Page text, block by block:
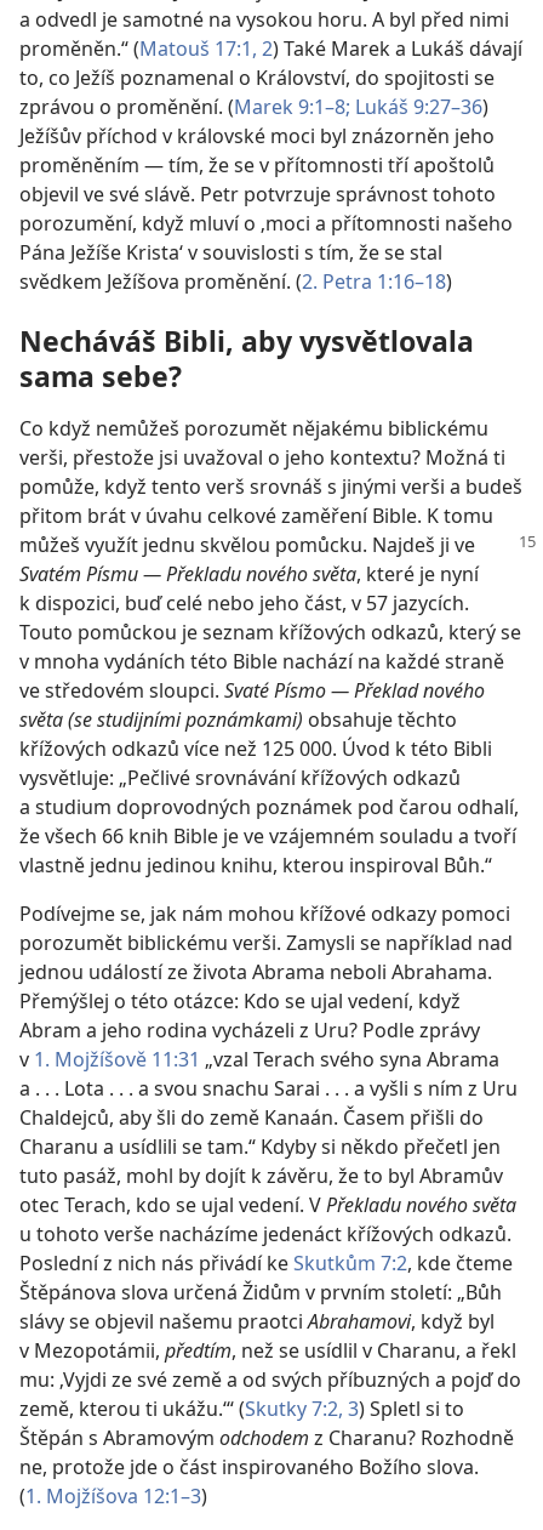
a odvedl je samotné na vysokou horu. A byl před nimi
proměněn.“ (Matouš 17:1, 2) Také Marek a Lukáš dávají
to, co Ježíš poznamenal o Království, do spojitosti se
zprávou o proměnění. (Marek 9:1–8; Lukáš 9:27–36)
Ježíšův příchod v královské moci byl znázorněn jeho
proměněním — tím, že se v přítomnosti tří apoštolů
objevil ve své slávě. Petr potvrzuje správnost tohoto
porozumění, když mluví o ‚moci a přítomnosti našeho
Pána Ježíše Krista‘ v souvislosti s tím, že se stal
svědkem Ježíšova proměnění. (2. Petra 1:16–18)
Necháváš Bibli, aby vysvětlovala
sama sebe?
Co když nemůžeš porozumět nějakému biblickému
verši, přestože jsi uvažoval o jeho kontextu? Možná ti
pomůže, když tento verš srovnáš s jinými verši a budeš
přitom brát v úvahu celkové zaměření Bible. K tomu
můžeš využít jednu skvělou pomůcku. Najdeš ji ve
Svatém Písmu — Překladu nového světa, které je nyní
k dispozici, buď celé nebo jeho část, v 57 jazycích.
Touto pomůckou je seznam křížových odkazů, který se
v mnoha vydáních této Bible nachází na každé straně
ve středovém sloupci. Svaté Písmo — Překlad nového
světa (se studijními poznámkami) obsahuje těchto
křížových odkazů více než 125 000. Úvod k této Bibli
vysvětluje: „Pečlivé srovnávání křížových odkazů
a studium doprovodných poznámek pod čarou odhalí,
že všech 66 knih Bible je ve vzájemném souladu a tvoří
vlastně jednu jedinou knihu, kterou inspiroval Bůh.“
Podívejme se, jak nám mohou křížové odkazy pomoci
porozumět biblickému verši. Zamysli se například nad
jednou událostí ze života Abrama neboli Abrahama.
Přemýšlej o této otázce: Kdo se ujal vedení, když
Abram a jeho rodina vycházeli z Uru? Podle zprávy
v 1. Mojžíšově 11:31 „vzal Terach svého syna Abrama
a . . . Lota . . . a svou snachu Sarai . . . a vyšli s ním z Uru
Chaldejců, aby šli do země Kanaán. Časem přišli do
Charanu a usídlili se tam.“ Kdyby si někdo přečetl jen
tuto pasáž, mohl by dojít k závěru, že to byl Abramův
otec Terach, kdo se ujal vedení. VPřekladu nového světa
u tohoto verše nacházíme jedenáct křížových odkazů.
Poslední z nich nás přivádí keSkutkům 7:2, kde čteme
Štěpánova slova určená Židům v prvním století: „Bůh
slávy se objevil našemu praotciAbrahamovi, když byl
v Mezopotámii, předtím, než se usídlil v Charanu, a řekl
mu: ‚Vyjdi ze své země a od svých příbuzných a pojď do
země, kterou ti ukážu.‘“ (Skutky 7:2, 3) Spletl si to
Štěpán s Abramovým odchodem z Charanu? Rozhodně
ne, protože jde o část inspirovaného Božího slova.
(1. Mojžíšova 12:1–3)